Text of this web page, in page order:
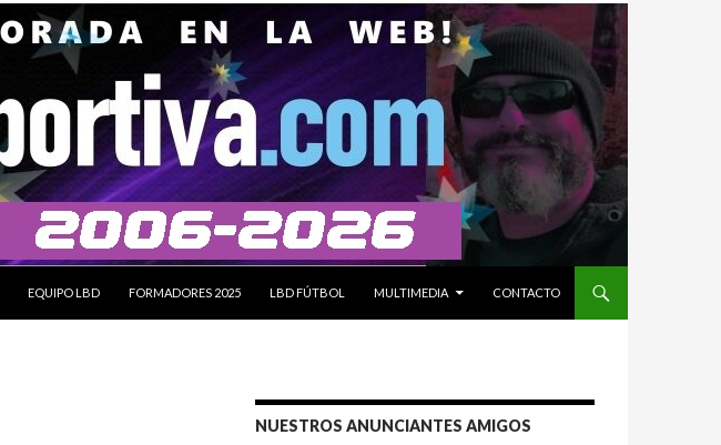
EQUIPO LBD FORMADORES 2025 LBD FÚTBOL MULTIMEDIA CONTACTO
NUESTROS ANUNCIANTES AMIGOS